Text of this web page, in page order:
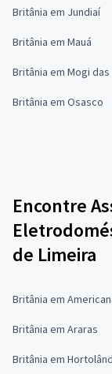
Britânia em Jundiaí
Britânia em Mauá
Britânia em Mogi das
Britânia em Osasco
Encontre
de Limeira
Britânia em
Britânia em Araras
Britânia em